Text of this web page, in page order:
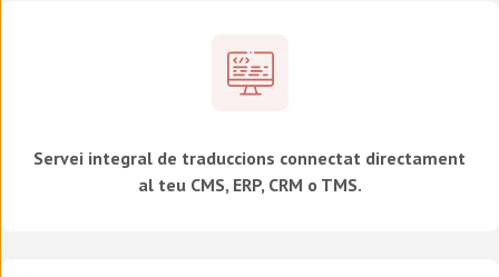
Servei integral de traduccions connectat directament
al teu CMS, ERP, CRM o TMS.